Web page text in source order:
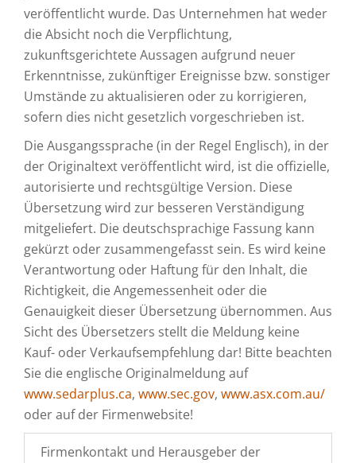
veröffentlicht wurde. Das Unternehmen hat weder
die Absicht noch die Verpflichtung,
zukunftsgerichtete Aussagen aufgrund neuer
Erkenntnisse, zukünftiger Ereignisse bzw. sonstiger
Umstände zu aktualisieren oder zu korrigieren,
sofern dies nicht gesetzlich vorgeschrieben ist.
Die Ausgangssprache (in der Regel Englisch), in der
der Originaltext veröffentlicht wird, ist die offizielle,
autorisierte und rechtsgültige Version. Diese
Übersetzung wird zur besseren Verständigung
mitgeliefert. Die deutschsprachige Fassung kann
gekürzt oder zusammengefasst sein. Es wird keine
Verantwortung oder Haftung für den Inhalt, die
Richtigkeit, die Angemessenheit oder die
Genauigkeit dieser Übersetzung übernommen. Aus
Sicht des Übersetzers stellt die Meldung keine
Kauf- oder Verkaufsempfehlung dar! Bitte beachten
Sie die englische Originalmeldung auf
www.sedarplus.ca, www.sec.gov, www.asx.com.au/
oder auf der Firmenwebsite!
Firmenkontakt und Herausgeber der